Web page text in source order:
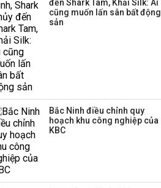
Thị trường thường
đến Shark Tam, Khải Silk: Ai
cũng muốn lấn sân bất động
sản
Bắc Ninh điều chỉnh quy
hoạch khu công nghiệp của
KBC